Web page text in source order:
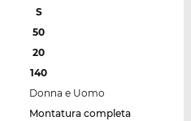
S
50
20
140
Donna e Uomo
Montatura completa